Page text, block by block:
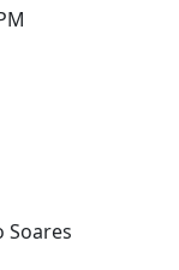
Soares